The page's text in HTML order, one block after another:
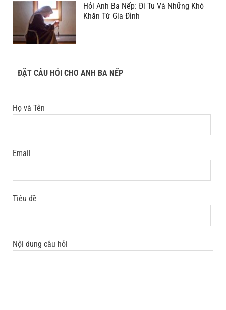
Hỏi Anh Ba Nếp: Đi Tu Và Những Khó
Khăn Từ Gia Đình
ĐẶT CÂU HỎI CHO ANH BA NẾP
Họ và Tên
Email
Tiêu đề
Nội dung câu hỏi